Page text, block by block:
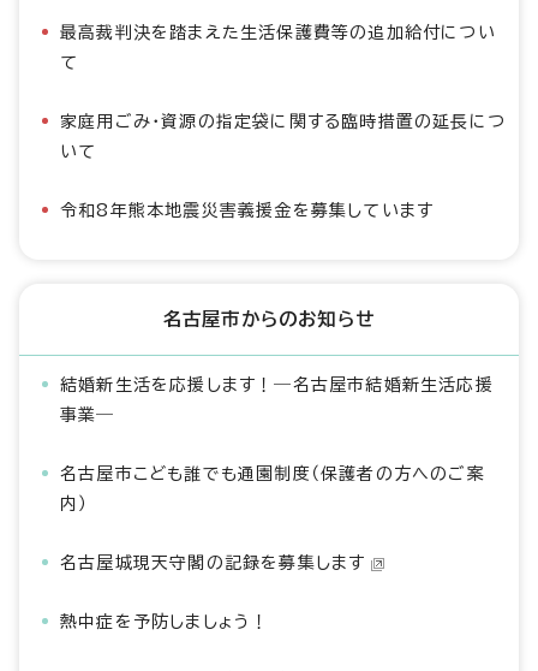
最高裁判決を踏まえた生活保護費等の追加給付につい
て
家庭用ごみ・資源の指定袋に関する臨時措置の延長につ
いて
令和8年熊本地震災害義援金を募集しています
名古屋市からのお知らせ
結婚新生活を応援します！―名古屋市結婚新生活応援
事業―
名古屋市こども誰でも通園制度（保護者の方へのご案
内）
名古屋城現天守閣の記録を募集します
熱中症を予防しましょう！